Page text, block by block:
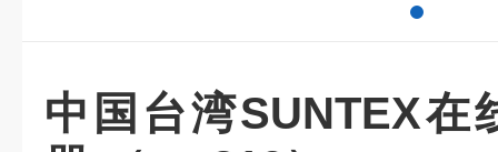
中国台湾SUNTEX在